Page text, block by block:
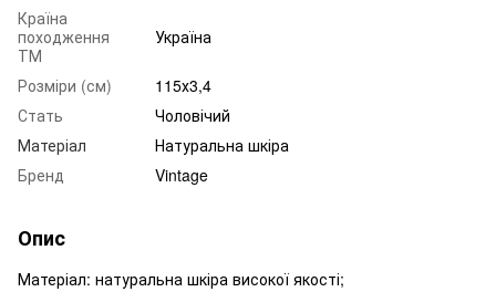
Країна
походження
ТМ
Україна
Розміри (см)
115х3,4
Стать
Чоловічий
Матеріал
Натуральна шкіра
Бренд
Vintage
Опис
Матеріал: натуральна шкіра високої якості;